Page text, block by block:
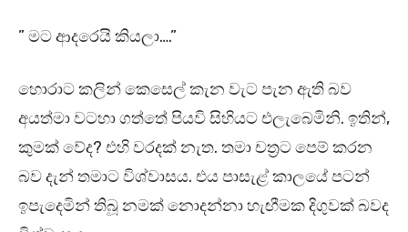
” මට ආදරෙයි කියලා….”
හොරාට කලින් කෙසෙල් කැන වැට පැන ඇති බව
අයත්මා වටහා ගත්තේ පියවි සිහියට එලැබෙමිනි. ඉතින්,
කුමක් වේද? එහි වරදක් නැත. තමා චත්‍රට පෙම් කරන
බව දැන් තමාට විශ්වාසය. එය පාසැළ් කාලයේ පටන්
ඉපැදෙමින් තිබූ නමක් නොදන්නා හැඟීමක දිගුවක් බවද